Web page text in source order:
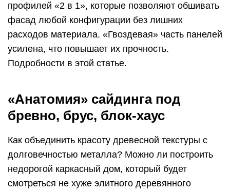
профилей «2 в 1», которые позволяют обшивать
фасад любой конфигурации без лишних
расходов материала. «Гвоздевая» часть панелей
усилена, что повышает их прочность.
Подробности в этой статье.
«Анатомия» сайдинга под
бревно, брус, блок-хаус
Как объединить красоту древесной текстуры с
долговечностью металла? Можно ли построить
недорогой каркасный дом, который будет
смотреться не хуже элитного деревянного